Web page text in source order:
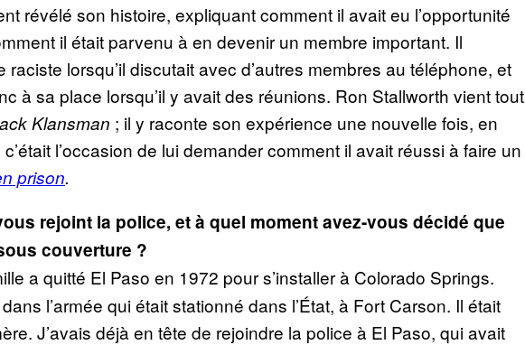
révélé son histoire, expliquant comment il avait eu l’opportunité
il était parvenu à en devenir un membre important. Il
lorsqu’il discutait avec d’autres membres au téléphone, et
à sa place lorsqu’il y avait des réunions. Ron Stallworth vient tout
Klansman ; il y raconte son expérience une nouvelle fois, en
l’occasion de lui demander comment il avait réussi à faire un
prison.
rejoint la police, et à quel moment avez-vous décidé que
couverture ?
a quitté El Paso en 1972 pour s’installer à Colorado Springs.
l’armée qui était stationné dans l’État, à Fort Carson. Il était
J’avais déjà en tête de rejoindre la police à El Paso, qui avait